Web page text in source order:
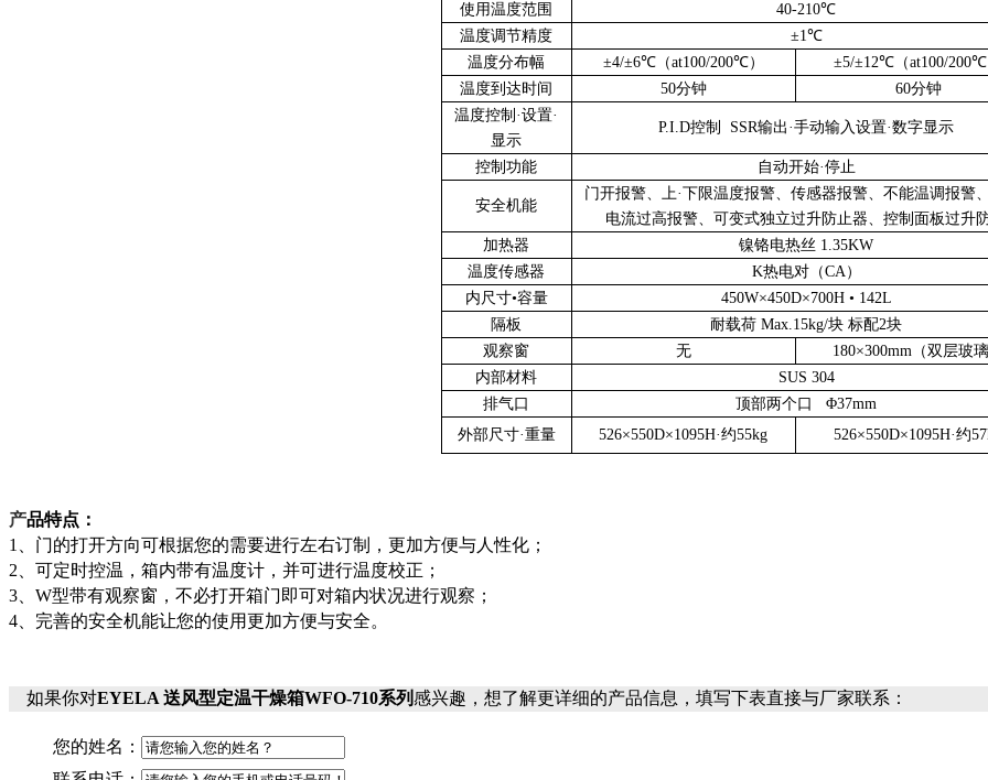
使用温度范围
40-210℃
温度调节精度
±1℃
温度分布幅
±4/±6℃（at100/200℃）
±5/±12℃（at100/200℃
温度到达时间
50分钟
60分钟
温度控制·设置·
显示
P.I.D控制 SSR输出·手动输入设置·数字显示
控制功能 自动开始·停止
安全机能
门开报警、上·下限温度报警、传感器报警、不能温调报警
电流过高报警、可变式独立过升防止器、控制面板过升
加热器
镍铬电热丝 1.35KW
温度传感器
K热电对（CA）
内尺寸•容量
450W×450D×700H • 142L
隔板
耐载荷 Max.15kg/块 标配2块
观察窗
无
180×300mm（双层玻璃
内部材料
SUS 304
排气口
顶部两个口 Φ37mm
外部尺寸·重量
526×550D×1095H·约55kg 526×550D×1095H·约
产品特点：
1
、门的打开方向可根据您的需要进行左右订制，更加方便与人性化；
2 、可定时控温，箱内带有温度计，并可进行温度校正；
3
W型带有观察窗，不必打开箱门即可对箱内状况进行观察；
4 、完善的安全机能让您的使用更加方便与安全。
如果你对EYELA 送风型定温干燥箱WFO-710系列感兴趣，想了解更详细的产品信息，填写下表直接与厂家联系：
您的姓名：